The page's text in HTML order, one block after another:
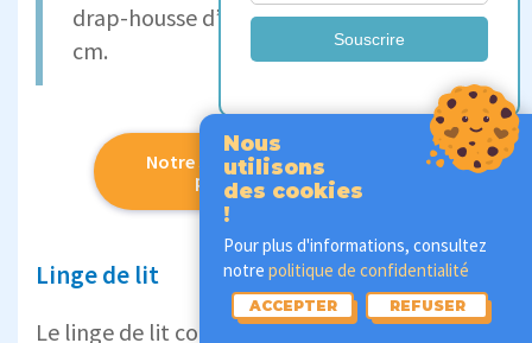
drap-housse d’une dimension de 70x190
cm.
Notre sélection des meilleurs
protège-matelas
Linge de lit
Le linge de lit comprendles draps, les taies
Souscrire
Nous
utilisons
des cookies
!
Pour plus d'informations, consultez
notre politique de confidentialité
ACCEPTER REFUSER